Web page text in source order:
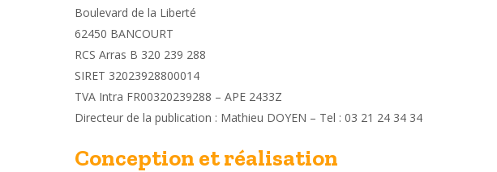
Boulevard de la Liberté
62450 BANCOURT
RCS Arras B 320 239 288
SIRET 32023928800014
TVA Intra FR00320239288 – APE 2433Z
Directeur de la publication : Mathieu DOYEN – Tel : 03 21 24 34 34
Conception et réalisation